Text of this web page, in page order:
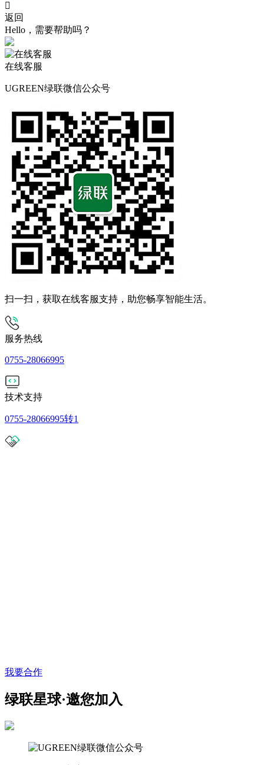

返回
Hello，需要帮助吗？
在线客服
UGREEN绿联微信公众号
扫一扫，获取在线客服支持，助您畅享智能生活。
服务热线
0755-28066995
技术支持
0755-28066995转1
我要合作
绿联星球·邀您加入